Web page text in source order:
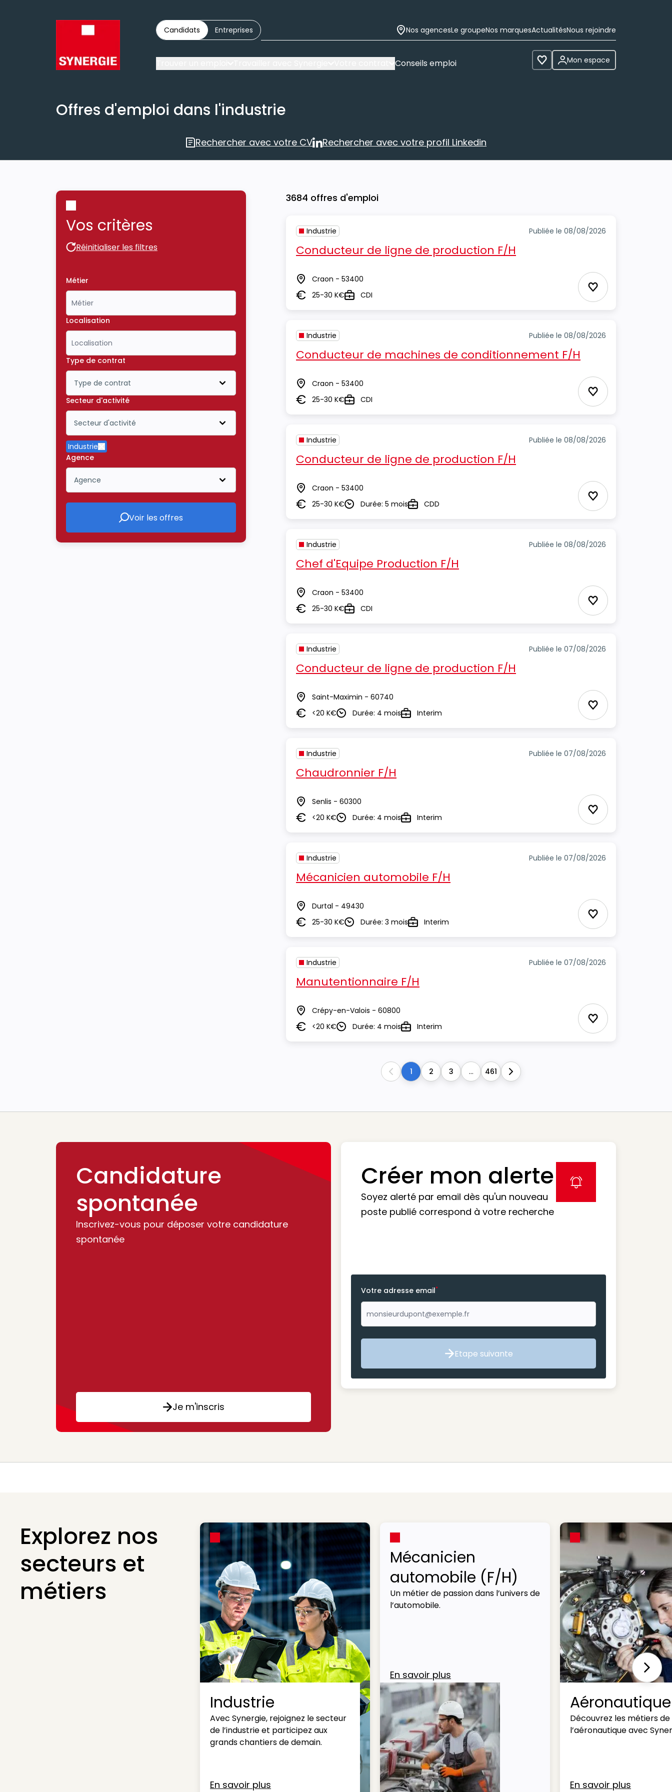
Candidats Entreprises Nos agencesLe groupeNos marquesActualitésNous rejoindre
Conseils emploi Voir les favoris
Mon espace
Offres d'emploi dans l'industrie
Rechercher avec votre CV
Rechercher avec votre CV
Rechercher avec votre profil Linkedin
Rechercher avec votre profil Linkedin
Vos critères
Réinitialiser les filtres
Réinitialiser les filtres
Métier
Localisation
Type de contrat
Type de contrat
Icône ouvrir la liste déroulante
Secteur d'activité
Secteur d'activité
Icône ouvrir la liste déroulante
Industrie
Supprimer le critère Industrie
Agence
Agence
Icône ouvrir la liste déroulante
Voir les offres
Voir les offres
3684 offres d'emploi
Industrie Publiée le 08/08/2026
Conducteur de ligne de production F/H
Lieu Craon - 53400
Salaire25-30 K€TypeCDI Ajouter aux
Industrie Publiée le 08/08/2026
Conducteur de machines de conditionnement F/H
Lieu Craon - 53400
Salaire25-30 K€TypeCDI Ajouter aux
Industrie Publiée le 08/08/2026
Conducteur de ligne de production F/H
Lieu Craon - 53400
Salaire25-30 K€DuréeDurée: 5 moisTypeCDD Ajouter aux
Industrie Publiée le 08/08/2026
Chef d'Equipe Production F/H
Lieu Craon - 53400
Salaire25-30 K€TypeCDI Ajouter aux
Industrie Publiée le 07/08/2026
Conducteur de ligne de production F/H
Lieu Saint-Maximin - 60740
Salaire<20 K€DuréeDurée: 4 moisTypeInterim Ajouter aux
Industrie Publiée le 07/08/2026
Chaudronnier F/H
Lieu Senlis - 60300
Salaire<20 K€DuréeDurée: 4 moisTypeInterim Ajouter aux
Industrie Publiée le 07/08/2026
Mécanicien automobile F/H
Lieu Durtal - 49430
Salaire25-30 K€DuréeDurée: 3 moisTypeInterim Ajouter aux
Industrie Publiée le 07/08/2026
Manutentionnaire F/H
Lieu Crépy-en-Valois - 60800
Salaire<20 K€DuréeDurée: 4 moisTypeInterim Ajouter aux
Previous
1 2 3 ... 461 Next
Candidature
spontanée
Inscrivez-vous pour déposer votre candidature
spontanée
Je m'inscris
Créer mon alerte
Soyez alerté par email dès qu'un nouveau
poste publié correspond à votre recherche
label icon
Votre adresse email*
Etape suivante
Etape suivante
Explorez nos
secteurs et
métiers
Industrie
Avec Synergie, rejoignez le secteur
de l’industrie et participez aux
grands chantiers de demain.
En savoir plus
Mécanicien
automobile (F/H)
Un métier de passion dans l’univers de
l’automobile.
En savoir plus
Aéronautique
Découvrez les métiers de
l’aéronautique avec
En savoir plus
Next